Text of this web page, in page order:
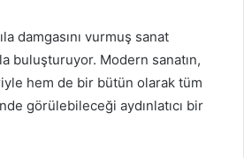
damgasını vurmuş sanat
buluşturuyor. Modern sanatın,
hem de bir bütün olarak tüm
görülebileceği aydınlatıcı bir